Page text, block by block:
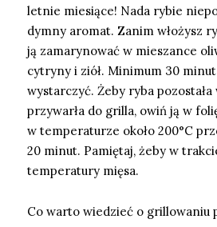
letnie miesiące! Nada rybie
dymny aromat. Zanim włożysz
ją zamarynować w mieszance
cytryny i ziół. Minimum 30
wystarczyć. Żeby ryba
przywarła do grilla, owiń ją w
w temperaturze około 200°C
20 minut. Pamiętaj, żeby w
temperatury mięsa.
Co warto wiedzieć o grillowaniu